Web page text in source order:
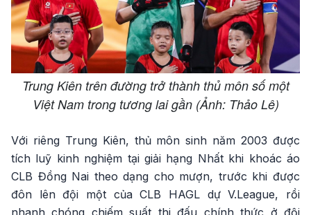
Trung Kiên trên đường trở thành thủ môn số một
Việt Nam trong tương lai gần (Ảnh: Thảo Lê)
Với riêng Trung Kiên, thủ môn sinh năm 2003 được
tích luỹ kinh nghiệm tại giải hạng Nhất khi khoác áo
CLB Đồng Nai theo dạng cho mượn, trước khi được
đôn lên đội một của CLB HAGL dự V.League, rồi